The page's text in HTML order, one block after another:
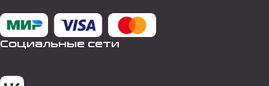
Социальные сети